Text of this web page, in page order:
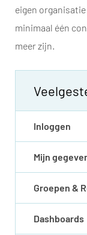
eigen
minimaal één
meer zijn.
Inloggen
Mijn
Groepen &
Dashboards